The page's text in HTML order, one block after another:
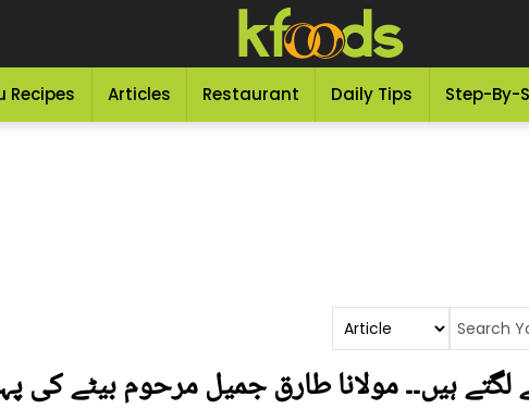
Recipes Articles Restaurant Daily Tips Step-By-
لگتے ہیں۔۔ مولانا طارق جمیل مرحوم بیٹے کی